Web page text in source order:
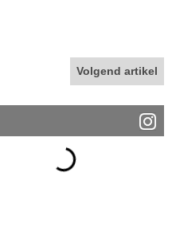
Volgend artikel